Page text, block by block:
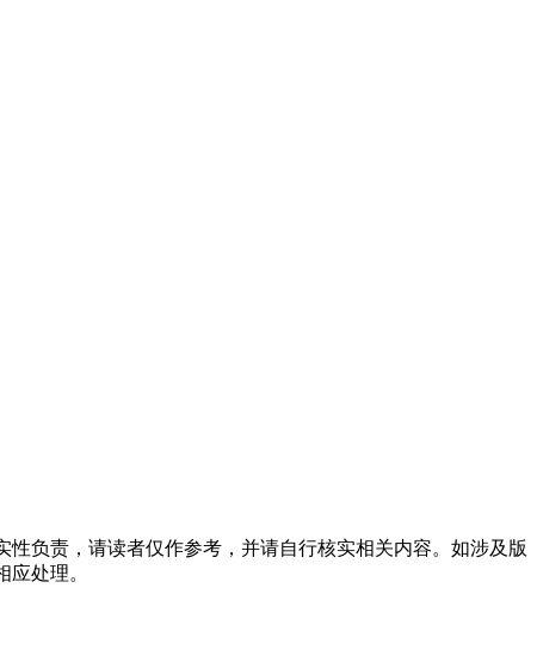
负责，请读者仅作参考，并请自行核实相关内容。如涉及版
处理。